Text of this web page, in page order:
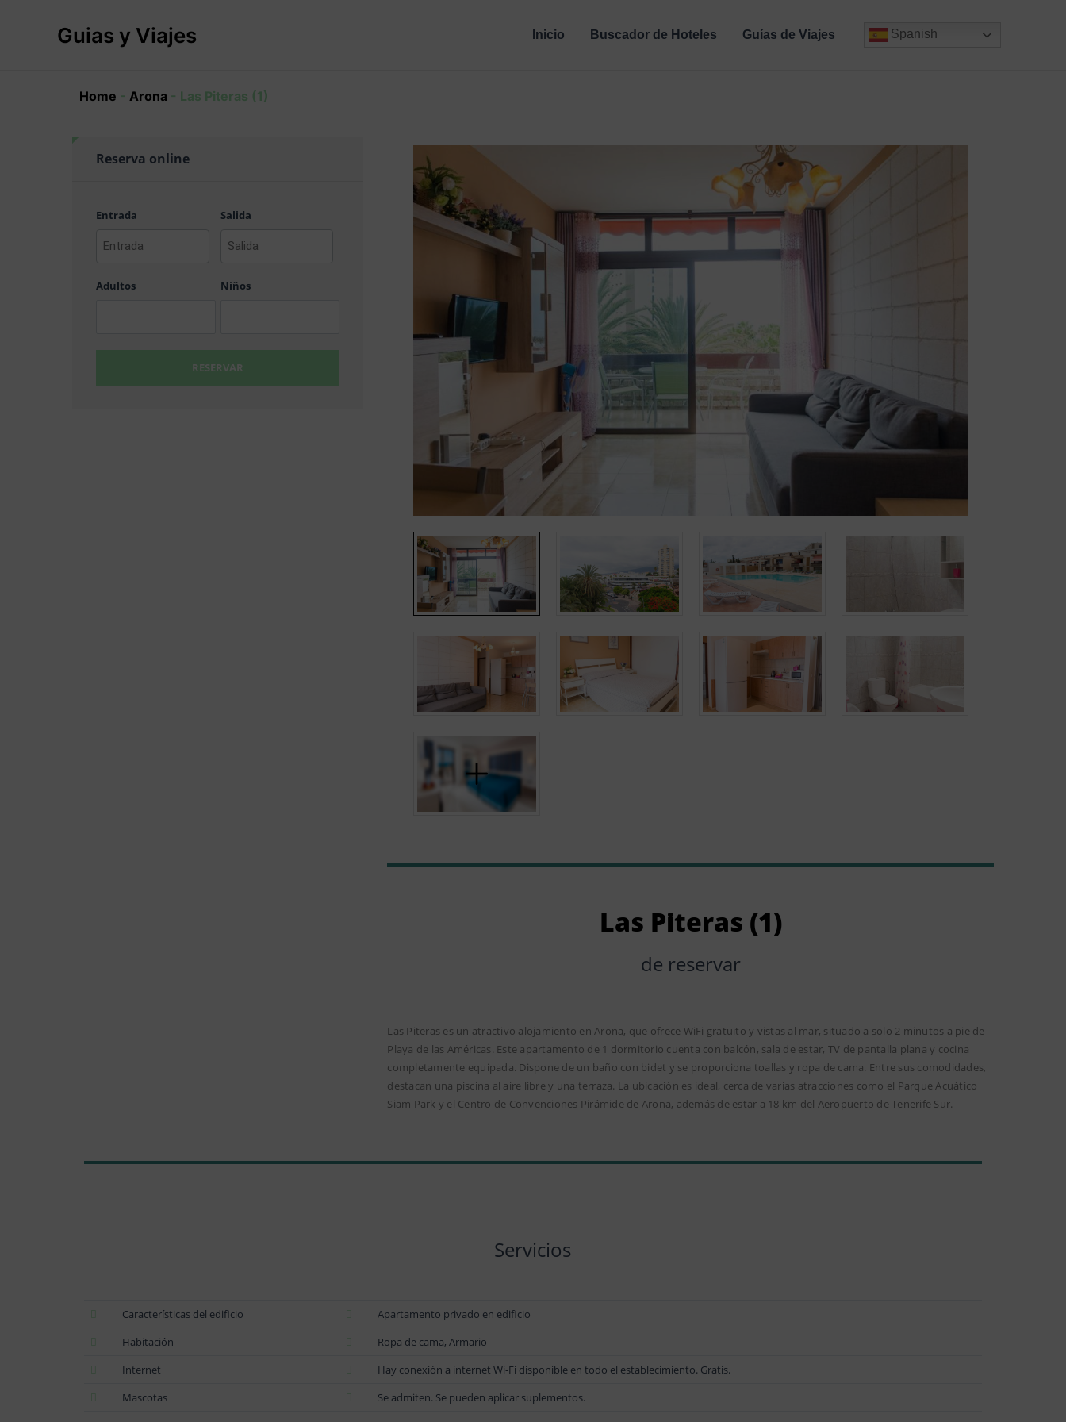
Guias y Viajes Inicio Buscador de Hoteles Guías de Viajes Spanish
Home - Arona - Las Piteras (1)
Reserva online
Entrada Salida
Adultos Niños
RESERVAR
Las Piteras (1)
de reservar
Las Piteras es un atractivo alojamiento en Arona, que ofrece WiFi gratuito y vistas al mar, situado a solo 2 minutos a pie de
Playa de las Américas. Este apartamento de 1 dormitorio cuenta con balcón, sala de estar, TV de pantalla plana y cocina
completamente equipada. Dispone de un baño con bidet y se proporciona toallas y ropa de cama. Entre sus comodidades,
destacan una piscina al aire libre y una terraza. La ubicación es ideal, cerca de varias atracciones como el Parque Acuático
Siam Park y el Centro de Convenciones Pirámide de Arona, además de estar a 18 km del Aeropuerto de Tenerife Sur.
Servicios
Características del edificio
Apartamento privado en edificio
Habitación
Ropa de cama, Armario
Internet
Hay conexión a internet Wi-Fi disponible en todo el establecimiento. Gratis.
Mascotas
Se admiten. Se pueden aplicar suplementos.